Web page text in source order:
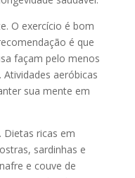
O exercício é bom
é que
façam pelo menos
aeróbicas
sua mente em
Dietas ricas em
sardinhas e
e couve de